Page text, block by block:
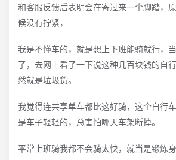
和客服反馈后表明会在寄过来一个脚踏，
候没有拧紧，
我是不懂车的，就是想上下班能骑就行，
了，去网上看了一下说这种几百块钱的自
然就是垃圾货。
我觉得连共享单车都比这好骑，这个自行
是车子轻轻的，总害怕哪天车架断掉。
平常上班骑我都不会骑太快，就当是锻炼身